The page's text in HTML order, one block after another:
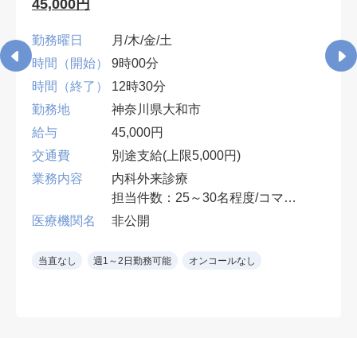
45,000円
勤務曜日
月/木/金/土
時間（開始）
9時00分
時間（終了）
12時30分
勤務地
神奈川県大和市
給与
45,000円
交通費
別途支給(上限5,000円)
業務内容
内科外来診療
担当件数：25～30名程度/コマ
3診体制の1診/発熱者診療を含む
医療機関名 非公開
当直なし 週1～2日勤務可能 オンコールなし